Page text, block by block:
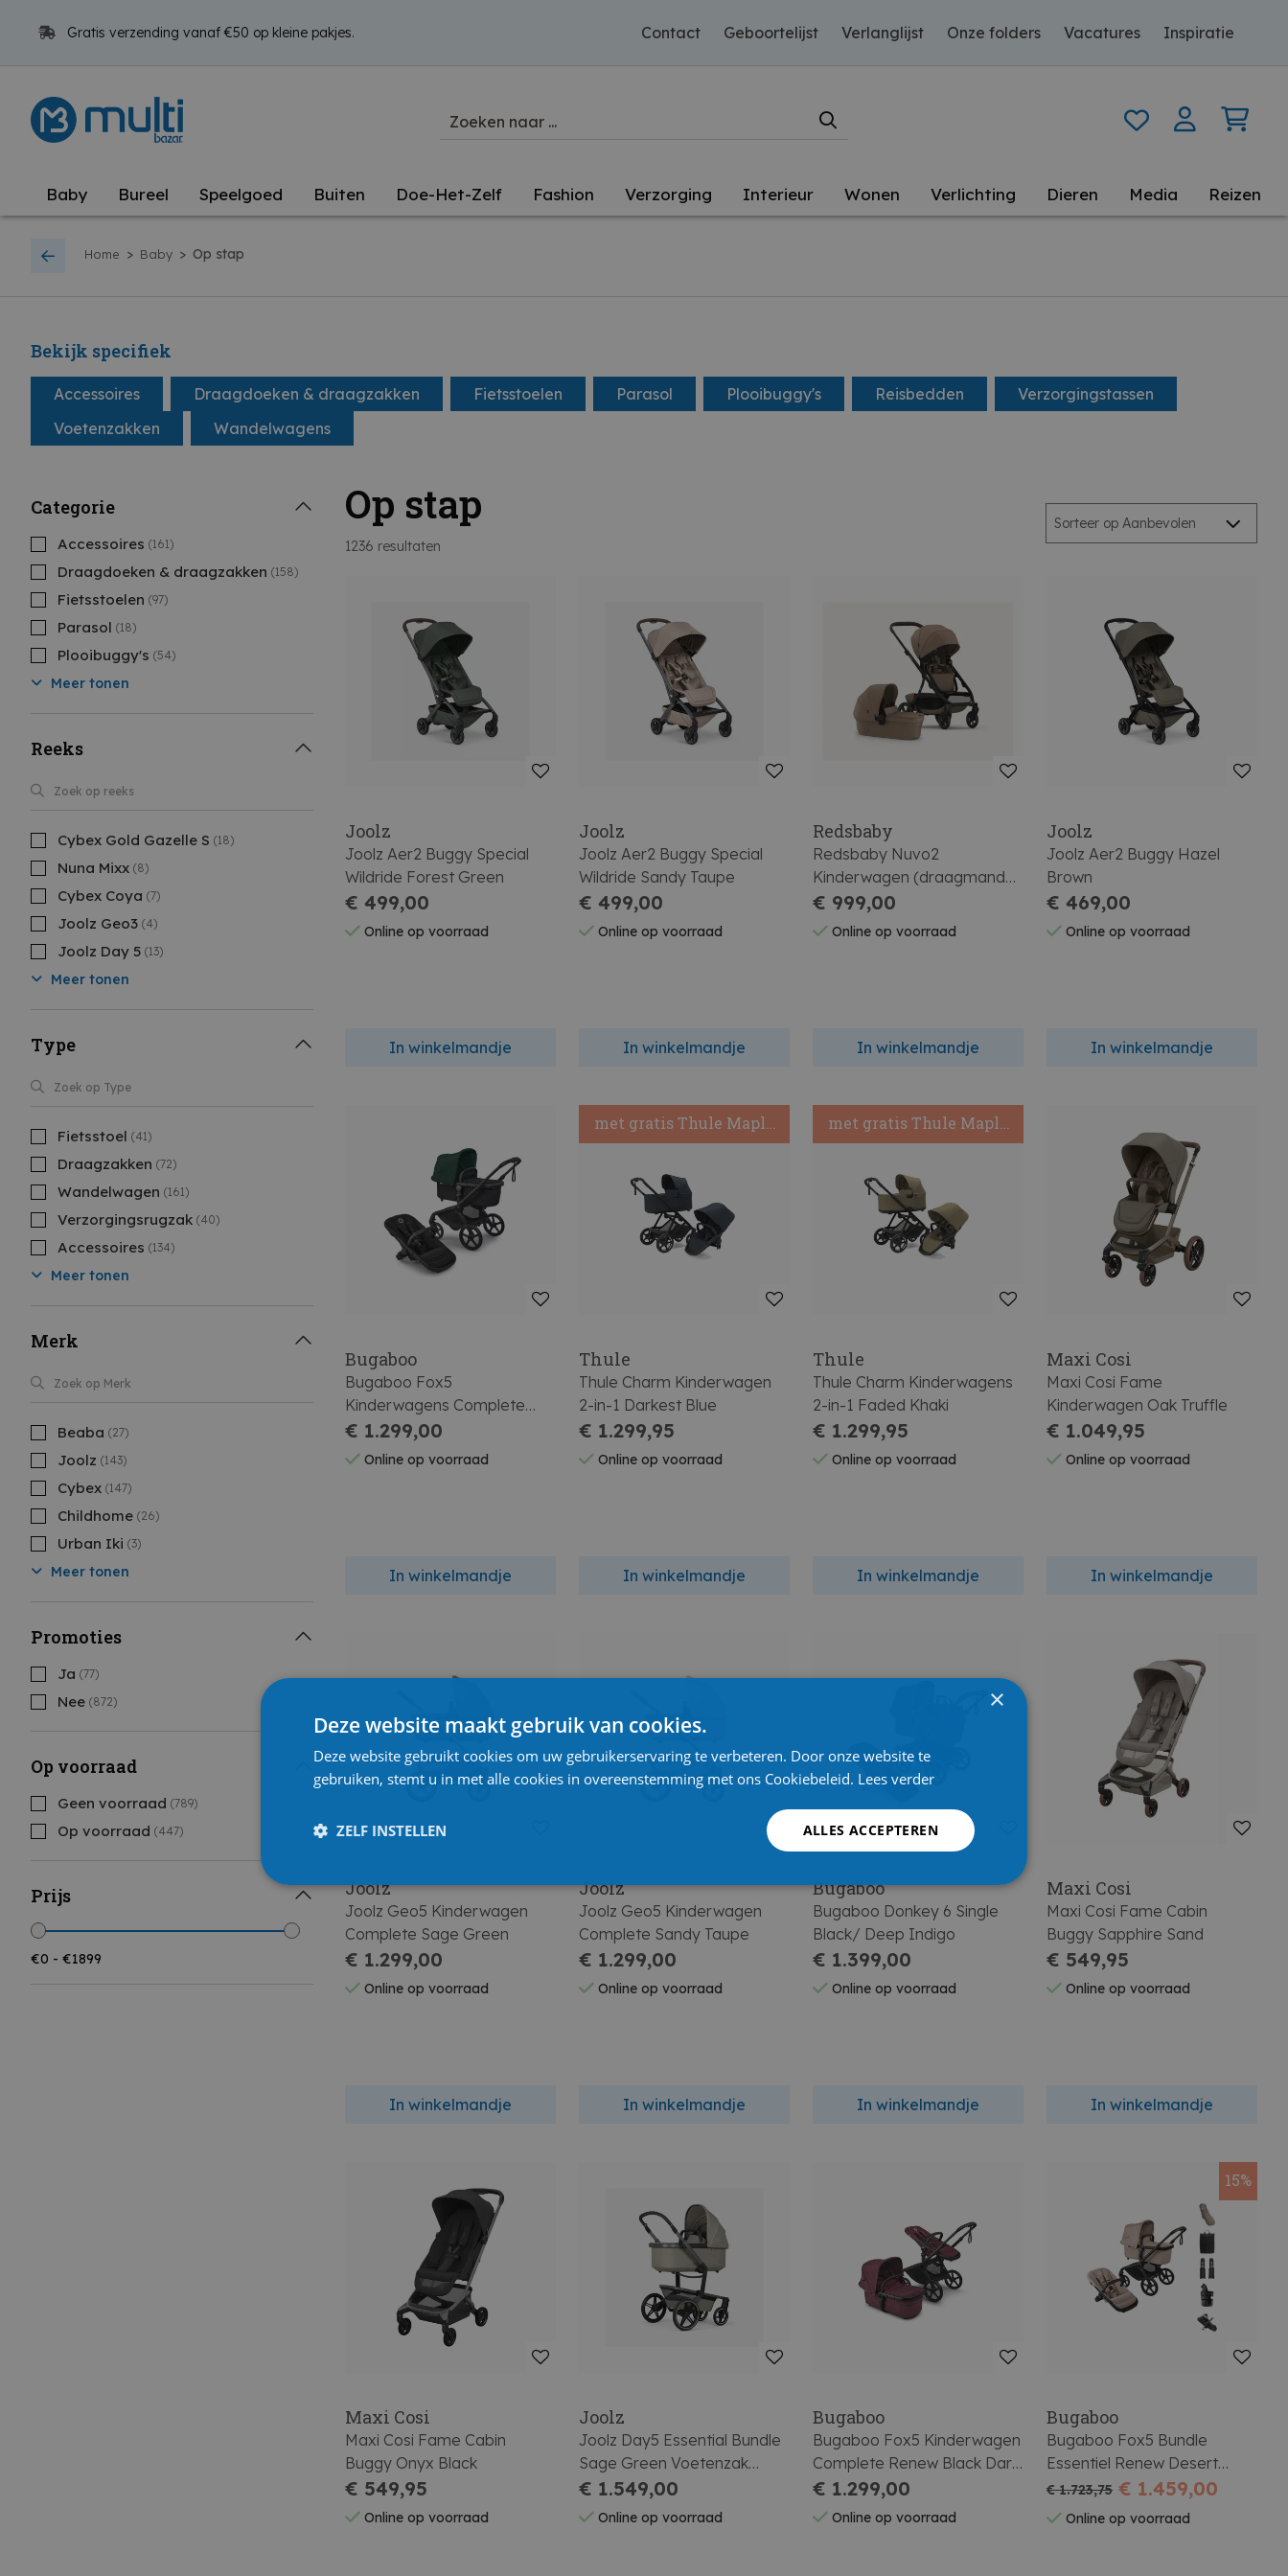
Gratis verzending vanaf €50 op kleine pakjes. Contact Geboortelijst Verlanglijst Onze folders Vacatures Inspiratie
Baby Bureel Speelgoed Buiten Doe-Het-Zelf Fashion Verzorging Interieur Wonen Verlichting Dieren Media Reizen
Home > Baby > Op stap
Bekijk specifiek
Accessoires Draagdoeken & draagzakken Fietsstoelen Parasol Plooibuggy's Reisbedden
Verzorgingstassen
Voetenzakken
Wandelwagens
Categorie
Accessoires (161)
Draagdoeken & draagzakken (158)
Fietsstoelen (97)
Parasol (18)
Plooibuggy's (54)
Meer tonen
Reeks
Cybex Gold Gazelle S (18)
Nuna Mixx (8)
Cybex Coya (7)
Joolz Geo3 (4)
Joolz Day 5 (13)
Meer tonen
Type
Fietsstoel (41)
Draagzakken (72)
Wandelwagen (161)
Verzorgingsrugzak (40)
Accessoires (134)
Meer tonen
Merk
Beaba (27)
Joolz (143)
Cybex (147)
Childhome (26)
Urban Iki (3)
Meer tonen
Promoties
Ja (77)
Nee (872)
Op voorraad
Geen voorraad (789)
Op voorraad (447)
Prijs
Op stap
1236 resultaten
Joolz
Joolz Aer2 Buggy Special
Wildride Forest Green
€ 499,00
Online op voorraad
In winkelmandje
Joolz
Joolz Aer2 Buggy Special
Wildride Sandy Taupe
€ 499,00
Online op voorraad
In winkelmandje
Redsbaby
Redsbaby Nuvo2
Kinderwagen (draagmand
Stof + Zit Stof) Mocha
€ 999,00
Online op voorraad
In winkelmandje
Joolz
Joolz Aer2 Buggy Hazel
Brown
€ 469,00
Online op voorraad
In winkelmandje
Bugaboo
Bugaboo Fox5
Kinderwagens Complete
Renew Black / Fern Green
€ 1.299,00
Online op voorraad
In winkelmandje
met gratis Thule Maple
Autostoel+
autostoeladapter
Thule
Thule Charm Kinderwagen
2-in-1 Darkest Blue
€ 1.299,95
Online op voorraad
In winkelmandje
met gratis Thule Maple
Autostoel+
autostoeladapter
Thule
Thule Charm Kinderwagens
2-in-1 Faded Khaki
€ 1.299,95
Online op voorraad
In winkelmandje
Maxi Cosi
Maxi Cosi Fame
Kinderwagen Oak Truffle
€ 1.049,95
Online op voorraad
In winkelmandje
Joolz
Joolz Geo5 Kinderwagen
Complete Sage Green
€ 1.299,00
Online op voorraad
In winkelmandje
Joolz
Joolz Geo5 Kinderwagen
Complete Sandy Taupe
€ 1.299,00
Online op voorraad
In winkelmandje
Bugaboo
Bugaboo Donkey 6 Single
Black/ Deep Indigo
€ 1.399,00
Online op voorraad
In winkelmandje
Maxi Cosi
Maxi Cosi Fame Cabin
Buggy Sapphire Sand
€ 549,95
Online op voorraad
In winkelmandje
Maxi Cosi
Maxi Cosi Fame Cabin
Buggy Onyx Black
€ 549,95
Online op voorraad
Joolz
Joolz Day5 Essential Bundle
Sage Green Voetenzak
Luiertas Regenbekleding
Beker Adapter
€ 1.549,00
Online op voorraad
Bugaboo
Bugaboo Fox5 Kinderwagen
Complete Renew Black Dark
Cherry - Dark Cherry
€ 1.299,00
Online op voorraad
15%
Bugaboo
Bugaboo Fox5 Bundle
Essentiel Renew Desert
Taupe Rugzak Voetenzak
Beker Regenbekl Verhoog
€ 1.723,75 € 1.459,00
Online op voorraad
×
Deze website maakt gebruik van cookies.
Deze website gebruikt cookies om uw gebruikerservaring te verbeteren. Door onze website te
gebruiken, stemt u in met alle cookies in overeenstemming met ons Cookiebeleid. Lees verder
ALLES ACCEPTEREN
ZELF INSTELLEN